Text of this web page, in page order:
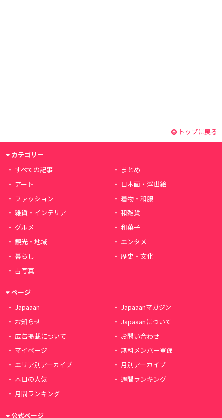
トップに戻る
カテゴリー
すべての記事
まとめ
アート
日本画・浮世絵
ファッション
着物・和服
雑貨・インテリア
和雑貨
グルメ
和菓子
観光・地域
エンタメ
暮らし
歴史・文化
古写真
ページ
Japaaan
Japaaanマガジン
お知らせ
Japaaanについて
広告掲載について
お問い合わせ
マイページ
無料メンバー登録
エリア別アーカイブ
月別アーカイブ
本日の人気
週間ランキング
月間ランキング
公式ページ